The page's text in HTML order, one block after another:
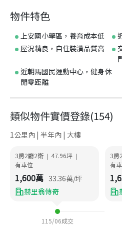
物件特色
上安國小學區，養育成本低
屋況精良，自住裝潢品質高
近朝馬國民運動中心，健身休
閒零距離
類似物件實價登錄(154)
1公里內 | 半年內 | 大樓
3房2廳2衛 | 47.96坪 |
有車位
1,600萬 33.36萬/坪
赫里翁傳奇
115/06成交
3房
有